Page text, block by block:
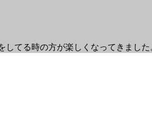
してる時の方が楽しくなってきました